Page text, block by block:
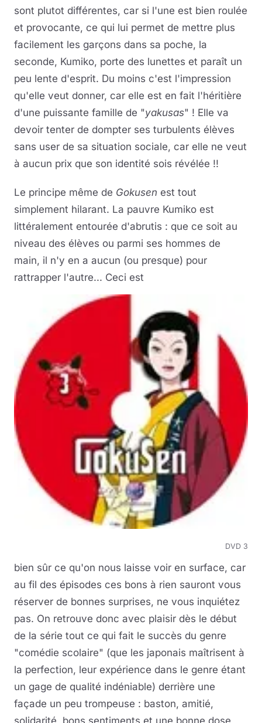
sont plutot différentes, car si l'une est bien roulée
et provocante, ce qui lui permet de mettre plus
facilement les garçons dans sa poche, la
seconde, Kumiko, porte des lunettes et paraît un
peu lente d'esprit. Du moins c'est l'impression
qu'elle veut donner, car elle est en fait l'héritière
d'une puissante famille de "yakusas" ! Elle va
devoir tenter de dompter ses turbulents élèves
sans user de sa situation sociale, car elle ne veut
à aucun prix que son identité sois révélée !!
Le principe même de Gokusen est tout
simplement hilarant. La pauvre Kumiko est
littéralement entourée d'abrutis : que ce soit au
niveau des élèves ou parmi ses hommes de
main, il n'y en a aucun (ou presque) pour
rattrapper l'autre... Ceci est
DVD 3
bien sûr ce qu'on nous laisse voir en surface, car
au fil des épisodes ces bons à rien sauront vous
réserver de bonnes surprises, ne vous inquiétez
pas. On retrouve donc avec plaisir dès le début
de la série tout ce qui fait le succès du genre
"comédie scolaire" (que les japonais maîtrisent à
la perfection, leur expérience dans le genre étant
un gage de qualité indéniable) derrière une
façade un peu trompeuse : baston, amitié,
solidarité, bons sentiments et une bonne dose